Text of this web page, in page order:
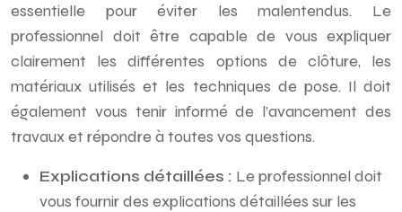
essentielle pour éviter les malentendus. Le
professionnel doit être capable de vous expliquer
clairement les différentes options de clôture, les
matériaux utilisés et les techniques de pose. Il doit
également vous tenir informé de l’avancement des
travaux et répondre à toutes vos questions.
Explications détaillées : Le professionnel doit
vous fournir des explications détaillées sur les